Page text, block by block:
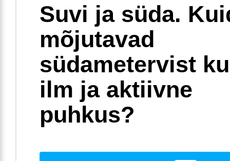
Suvi ja süda.
mõjutavad
südametervist
ilm ja aktiivne
puhkus?